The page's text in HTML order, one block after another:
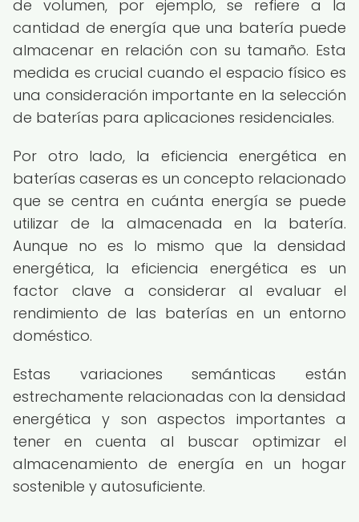
de volumen, por ejemplo, se refiere a la
cantidad de energía que una batería puede
almacenar en relación con su tamaño. Esta
medida es crucial cuando el espacio físico es
una consideración importante en la selección
de baterías para aplicaciones residenciales.
Por otro lado, la eficiencia energética en
baterías caseras es un concepto relacionado
que se centra en cuánta energía se puede
utilizar de la almacenada en la batería.
Aunque no es lo mismo que la densidad
energética, la eficiencia energética es un
factor clave a considerar al evaluar el
rendimiento de las baterías en un entorno
doméstico.
Estas variaciones semánticas están
estrechamente relacionadas con la densidad
energética y son aspectos importantes a
tener en cuenta al buscar optimizar el
almacenamiento de energía en un hogar
sostenible y autosuficiente.